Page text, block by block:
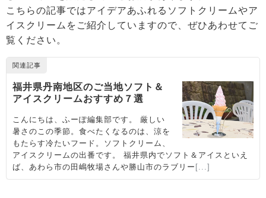
こちらの記事ではアイデアあふれるソフトクリームやア
イスクリームをご紹介していますので、ぜひあわせてご
覧ください。